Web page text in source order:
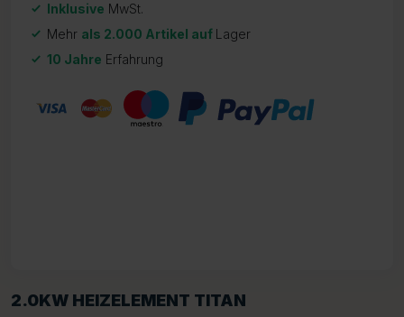
2.0KW HEIZELEMENT TITAN
Inklusive MwSt.
Mehr als 2.000 Artikel auf Lager
10 Jahre Erfahrung